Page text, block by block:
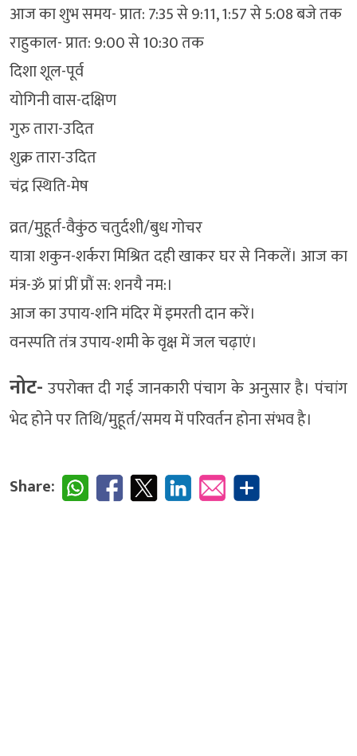
आज का शुभ समय- प्रात: 7:35 से 9:11, 1:57 से 5:08 बजे तक
राहुकाल- प्रात: 9:00 से 10:30 तक
दिशा शूल-पूर्व
योगिनी वास-दक्षिण
गुरु तारा-उदित
शुक्र तारा-उदित
चंद्र स्थिति-मेष
व्रत/मुहूर्त-वैकुंठ चतुर्दशी/बुध गोचर
यात्रा शकुन-शर्करा मिश्रित दही खाकर घर से निकलें। आज का
मंत्र-ॐ प्रां प्रीं प्रौं स: शनयै नम:।
आज का उपाय-शनि मंदिर में इमरती दान करें।
वनस्पति तंत्र उपाय-शमी के वृक्ष में जल चढ़ाएं।
नोट- उपरोक्‍त दी गई जानकारी पंचाग के अनुसार है। पंचांग
भेद होने पर तिथि/मुहूर्त/समय में परिवर्तन होना संभव है।
Share: